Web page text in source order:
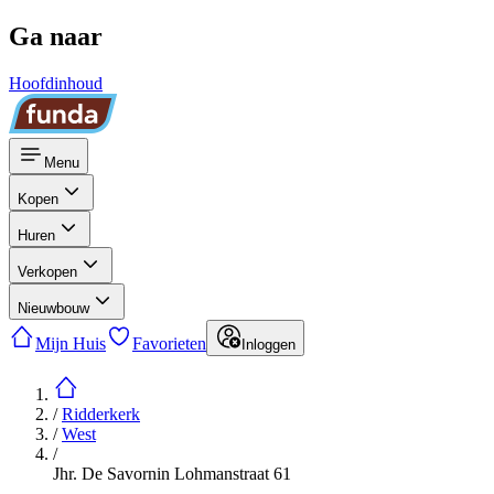
Ga naar
Hoofdinhoud
Menu
Kopen
Huren
Verkopen
Nieuwbouw
Mijn Huis Favorieten Inloggen
/Ridderkerk
/West
/
Jhr. De Savornin Lohmanstraat 61